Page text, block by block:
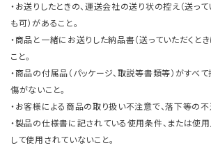
・お送りしたときの、運送会社の送り状の控え（送っ
も可）があること。
・商品と一緒にお送りした納品書（送っていただくと
こと。
・商品の付属品（パッケージ、取説等書類等）がすべ
傷がないこと。
・お客様による商品の取り扱い不注意で、落下等の
・製品の仕様書に記されている使用条件、または使
して使用されていないこと。